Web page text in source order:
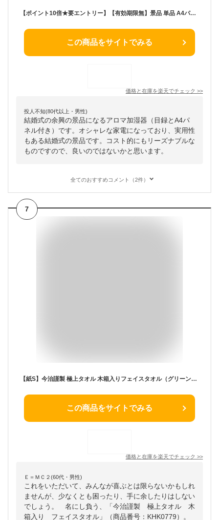
【ポイント10倍★要エントリー】【有効期限無】景品 単品 A4パネル アロマ加湿器 目録とA4パネル付 二次会 結婚式 ビンゴ 景品【QR申込】
この商品をサイトでみる
価格と在庫を楽天でチェック >>
投人不知(80代以上・男性)
結婚式の余興の景品になるアロマ加湿器（目録とA4パ
ネル付き）です。オシャレな家電になっており、実用性
もある結婚式の景品です。コスト的にもリーズナブルな
ものですので、良いのではないかと思います。
全てのおすすめコメント（2件）
7
【紙S】今治謹製 極上タオル 木箱入りフェイスタオル（グリーン）【パネル・目録付】(景品 二次会 披露宴 結婚式 余興 忘年会 新年会 抽選会 社内イベント 運動会 ゴルフ コンペ ビンゴ クイズ 幹事 目録 パネル 生活日用品 盛り上がる 人気 話題 おすすめ)
この商品をサイトでみる
価格と在庫を楽天でチェック >>
Ｅ＝ＭＣ２(60代・男性)
これをいただいて、みんなが喜ぶとは限らないかもしれ
ませんが、少なくとも困ったり、手に余したりはしない
でしょう。 名にし負う、「今治謹製 極上タオル 木
箱入り フェイスタオル」（商品番号：KHK0779）。